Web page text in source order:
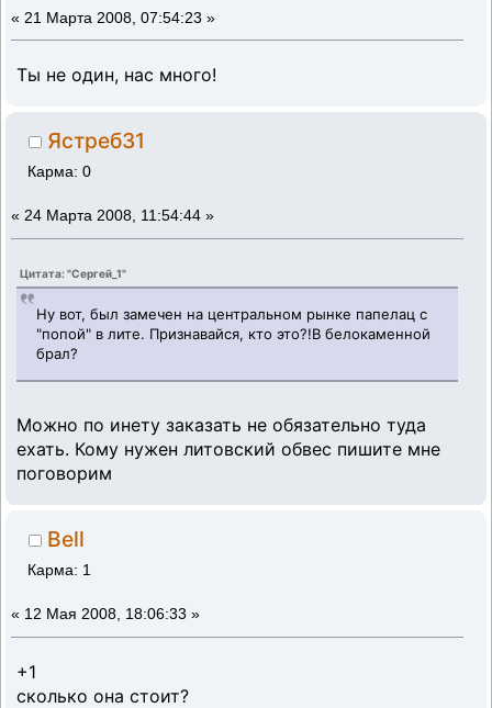
« 21 Марта 2008, 07:54:23 »
Ты не один, нас много!
Ястреб31
Карма: 0
« 24 Марта 2008, 11:54:44 »
Цитата: "Сергей_1"
Ну вот, был замечен на центральном рынке папелац с
"попой" в лите. Признавайся, кто это?!В белокаменной
брал?
Можно по инету заказать не обязательно туда
ехать. Кому нужен литовский обвес пишите мне
поговорим
Bell
Карма: 1
« 12 Мая 2008, 18:06:33 »
+1
сколько она стоит?